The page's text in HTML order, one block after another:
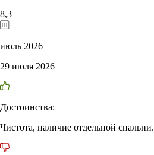
8,3
июль 2026
29 июля 2026
Достоинства:
Чистота, наличие отдельной спальни.